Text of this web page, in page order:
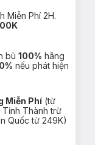
Miễn Phí 2H.
bù100% hãng
nếu phát hiện
Miễn Phí (từ
Thành trừ
Quốc từ 249K)